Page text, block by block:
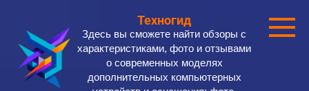
контенту
Техногид
Здесь вы сможете найти обзоры с
характеристиками, фото и отзывами
о современных моделях
дополнительных компьютерных